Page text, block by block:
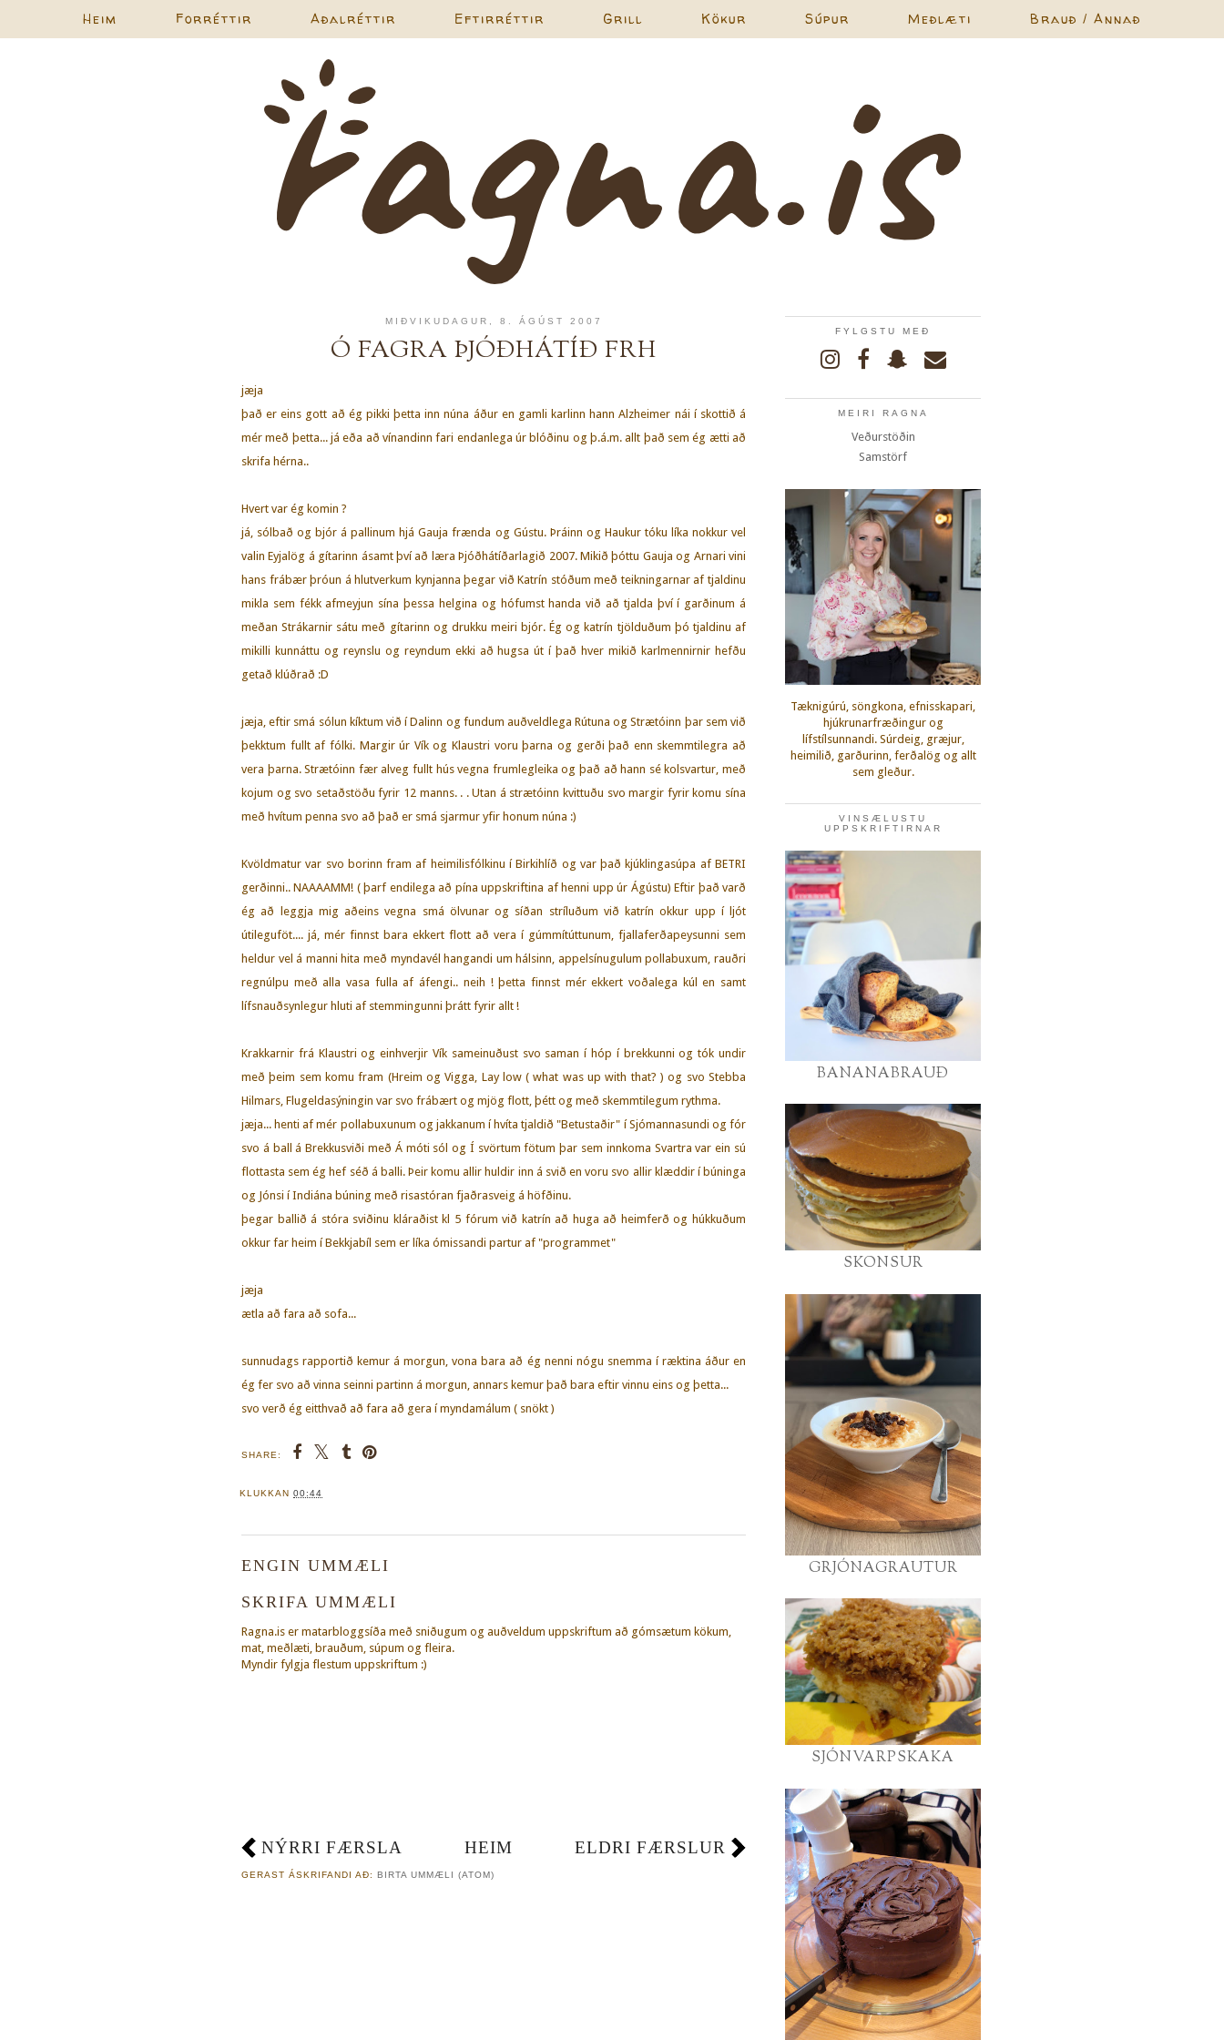
Heim Forréttir Aðalréttir Eftirréttir Grill Kökur Súpur Meðlæti Brauð / Annað
MIÐVIKUDAGUR, 8. ÁGÚST 2007
Ó FAGRA ÞJÓÐHÁTÍÐ FRH
jæja
það er eins gott að ég pikki þetta inn núna áður en gamli karlinn hann Alzheimer nái í skottið á
mér með þetta... já eða að vínandinn fari endanlega úr blóðinu og þ.á.m. allt það sem ég ætti að
skrifa hérna..
Hvert var ég komin ?
já, sólbað og bjór á pallinum hjá Gauja frænda og Gústu. Þráinn og Haukur tóku líka nokkur vel
valin Eyjalög á gítarinn ásamt því að læra Þjóðhátíðarlagið 2007. Mikið þóttu Gauja og Arnari vini
hans frábær þróun á hlutverkum kynjanna þegar við Katrín stóðum með teikningarnar af tjaldinu
mikla sem fékk afmeyjun sína þessa helgina og hófumst handa við að tjalda því í garðinum á
meðan Strákarnir sátu með gítarinn og drukku meiri bjór. Ég og katrín tjölduðum þó tjaldinu af
mikilli kunnáttu og reynslu og reyndum ekki að hugsa út í það hver mikið karlmennirnir hefðu
getað klúðrað :D
jæja, eftir smá sólun kíktum við í Dalinn og fundum auðveldlega Rútuna og Strætóinn þar sem við
þekktum fullt af fólki. Margir úr Vík og Klaustri voru þarna og gerði það enn skemmtilegra að
vera þarna. Strætóinn fær alveg fullt hús vegna frumlegleika og það að hann sé kolsvartur, með
kojum og svo setaðstöðu fyrir 12 manns. . . Utan á strætóinn kvittuðu svo margir fyrir komu sína
með hvítum penna svo að það er smá sjarmur yfir honum núna :)
Kvöldmatur var svo borinn fram af heimilisfólkinu í Birkihlíð og var það kjúklingasúpa af BETRI
gerðinni.. NAAAAMM! ( þarf endilega að pína uppskriftina af henni upp úr Ágústu) Eftir það varð
ég að leggja mig aðeins vegna smá ölvunar og síðan stríluðum við katrín okkur upp í ljót
útileguföt.... já, mér finnst bara ekkert flott að vera í gúmmítúttunum, fjallaferðapeysunni sem
heldur vel á manni hita með myndavél hangandi um hálsinn, appelsínugulum pollabuxum, rauðri
regnúlpu með alla vasa fulla af áfengi.. neih ! þetta finnst mér ekkert voðalega kúl en samt
lífsnauðsynlegur hluti af stemmingunni þrátt fyrir allt !
Krakkarnir frá Klaustri og einhverjir Vík sameinuðust svo saman í hóp í brekkunni og tók undir
með þeim sem komu fram (Hreim og Vigga, Lay low ( what was up with that? ) og svo Stebba
Hilmars, Flugeldasýningin var svo frábært og mjög flott, þétt og með skemmtilegum rythma.
jæja... henti af mér pollabuxunum og jakkanum í hvíta tjaldið "Betustaðir" í Sjómannasundi og fór
svo á ball á Brekkusviði með Á móti sól og Í svörtum fötum þar sem innkoma Svartra var ein sú
flottasta sem ég hef séð á balli. Þeir komu allir huldir inn á svið en voru svo allir klæddir í búninga
og Jónsi í Indiána búning með risastóran fjaðrasveig á höfðinu.
þegar ballið á stóra sviðinu kláraðist kl 5 fórum við katrín að huga að heimferð og húkkuðum
okkur far heim í Bekkjabíl sem er líka ómissandi partur af "programmet"
jæja
ætla að fara að sofa...
sunnudags rapportið kemur á morgun, vona bara að ég nenni nógu snemma í ræktina áður en
ég fer svo að vinna seinni partinn á morgun, annars kemur það bara eftir vinnu eins og þetta...
svo verð ég eitthvað að fara að gera í myndamálum ( snökt )
SHARE:
KLUKKAN 00:44
ENGIN UMMÆLI
SKRIFA UMMÆLI
Ragna.is er matarbloggsíða með sniðugum og auðveldum uppskriftum að gómsætum kökum,
mat, meðlæti, brauðum, súpum og fleira.
Myndir fylgja flestum uppskriftum :)
NÝRRI FÆRSLA ELDRI FÆRSLUR
HEIM
GERAST ÁSKRIFANDI AÐ: BIRTA UMMÆLI (ATOM)
FYLGSTU MEÐ
MEIRI RAGNA
Veðurstöðin
Samstörf
Tæknigúrú, söngkona, efnisskapari,
hjúkrunarfræðingur og
lífstílsunnandi. Súrdeig, græjur,
heimilið, garðurinn, ferðalög og allt
sem gleður.
VINSÆLUSTU
UPPSKRIFTIRNAR
BANANABRAUÐ
SKONSUR
GRJÓNAGRAUTUR
SJÓNVARPSKAKA